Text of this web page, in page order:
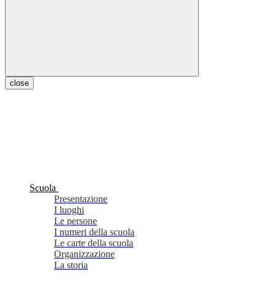
close
Scuola
Presentazione
I luoghi
Le persone
I numeri della scuola
Le carte della scuola
Organizzazione
La storia